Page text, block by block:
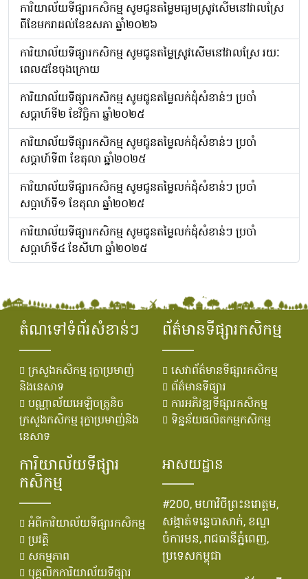
ការិយាល័យទីផ្សារកសិកម្ម សូមជូនតម្លៃមធ្យមស្រូវសើមនៅវាលស្រែ
ពីខែមករាដល់ខែឧសភា ឆ្នាំ២០២៦
ការិយាល័យទីផ្សារកសិកម្ម សូមជូនតម្លៃស្រូវសើមនៅវាលស្រែ រយៈ
ពេល៥ខែចុងក្រោយ
ការិយាល័យទីផ្សារកសិកម្ម សូមជូនតម្លៃលក់ដុំសំខាន់ៗ ប្រចាំ
សប្តាហ៍ទី២ ខែវិច្ឆិកា ឆ្នាំ២០២៥
ការិយាល័យទីផ្សារកសិកម្ម សូមជូនតម្លៃលក់ដុំសំខាន់ៗ ប្រចាំ
សប្តាហ៍ទី៣ ខែតុលា ឆ្នាំ២០២៥
ការិយាល័យទីផ្សារកសិកម្ម សូមជូនតម្លៃលក់ដុំសំខាន់ៗ ប្រចាំ
សប្តាហ៍ទី១ ខែតុលា ឆ្នាំ២០២៥
ការិយាល័យទីផ្សារកសិកម្ម សូមជូនតម្លៃលក់ដុំសំខាន់ៗ ប្រចាំ
សប្តាហ៍ទី៤ ខែសីហា ឆ្នាំ២០២៥
តំណទៅទំព័រសំខាន់ៗ
ក្រសួងកសិកម្ម រុក្ខាប្រមាញ់
និងនេសាទ
បណ្ណាល័យអេឡិចត្រូនិច
ក្រសួងកសិកម្ម រុក្ខាប្រមាញ់និង
នេសាទ
ព័ត៌មានទីផ្សារកសិកម្ម
សេវាព័ត៌មានទីផ្សារកសិកម្ម
ព័ត៌មានទីផ្សារ
ការអភិវឌ្ឍទីផ្សារកសិកម្ម
ទិន្នន័យផលិតកម្មកសិកម្ម
ការិយាល័យទីផ្សារ
កសិកម្ម
អំពីការិយាល័យទីផ្សារកសិកម្ម
ប្រវតិ្ត
សកម្មភាព
បុគ្គលិកការិយាល័យទីផ្សារ
អាសយដ្ឋាន
#200, មហាវិថីព្រះនរោត្តម,
សង្កាត់ទន្លេបាសាក់, ខណ្ឌ
ចំការមន, រាជធានីភ្នំពេញ,
ប្រទេសកម្ពុជា